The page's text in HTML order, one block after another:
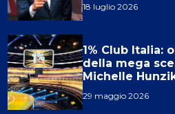
18 luglio 2026
1% Club Italia:
della mega
Michelle
29 maggio 2026